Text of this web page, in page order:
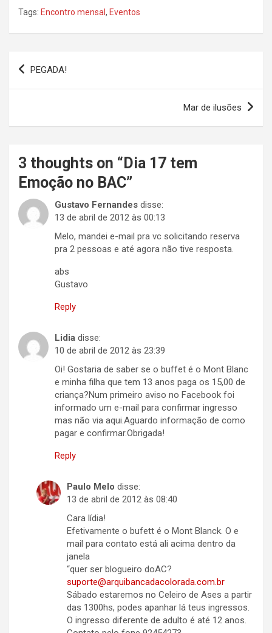
Tags: Encontro mensal, Eventos
Navegação
de
PEGADA!
Mar de ilusões
3 thoughts on “Dia 17 tem
Emoção no BAC”
Gustavo Fernandes disse:
13 de abril de 2012 às 00:13
Melo, mandei e-mail pra vc solicitando reserva
pra 2 pessoas e até agora não tive resposta.
abs
Gustavo
Reply
Lidia disse:
10 de abril de 2012 às 23:39
Oi! Gostaria de saber se o buffet é o Mont Blanc
e minha filha que tem 13 anos paga os 15,00 de
criança?Num primeiro aviso no Facebook foi
informado um e-mail para confirmar ingresso
mas não via aqui.Aguardo informação de como
pagar e confirmar.Obrigada!
Reply
Paulo Melo disse:
13 de abril de 2012 às 08:40
Cara lídia!
Efetivamente o bufett é o Mont Blanck. O e
mail para contato está ali acima dentro da
janela
“quer ser blogueiro doAC?
suporte@arquibancadacolorada.com.br
Sábado estaremos no Celeiro de Ases a partir
das 1300hs, podes apanhar lá teus ingressos.
O ingresso diferente de adulto é até 12 anos.